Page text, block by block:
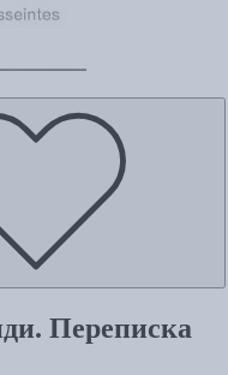
Переписка